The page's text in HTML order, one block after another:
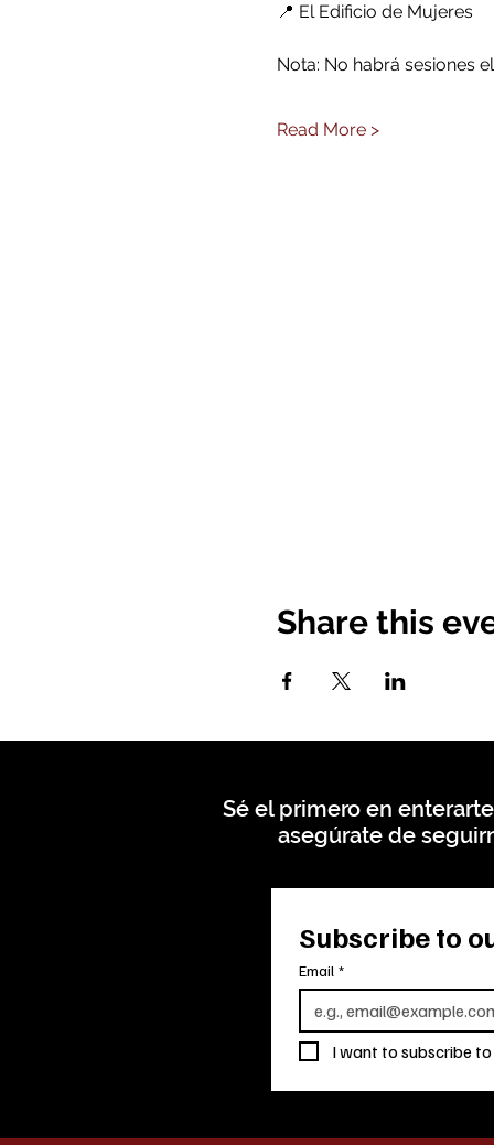
📍 El Edificio de Mujeres
Nota: No habrá sesiones
Read More >
Share this
Sé el primero en
asegúrate de
Subscribe to
Email *
I want to subscribe